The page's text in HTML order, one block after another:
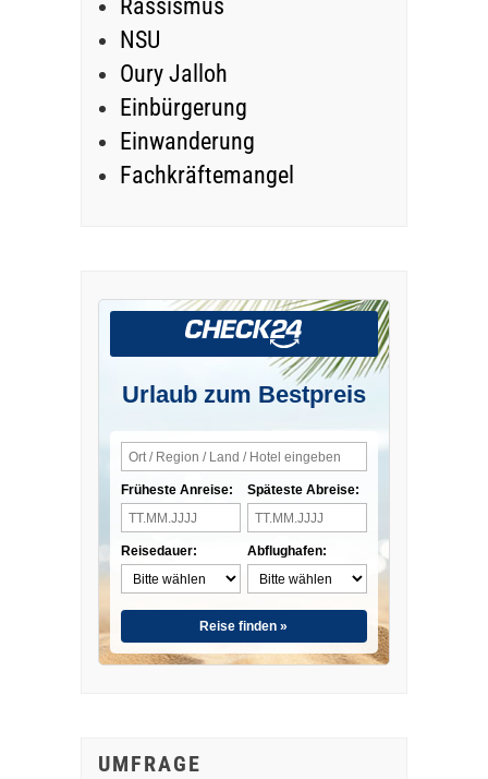
Rassismus
NSU
Oury Jalloh
Einbürgerung
Einwanderung
Fachkräftemangel
Urlaub zum Bestpreis
Früheste Anreise:
Reisedauer:
Späteste Abreise:
Abflughafen:
Reise finden »
UMFRAGE